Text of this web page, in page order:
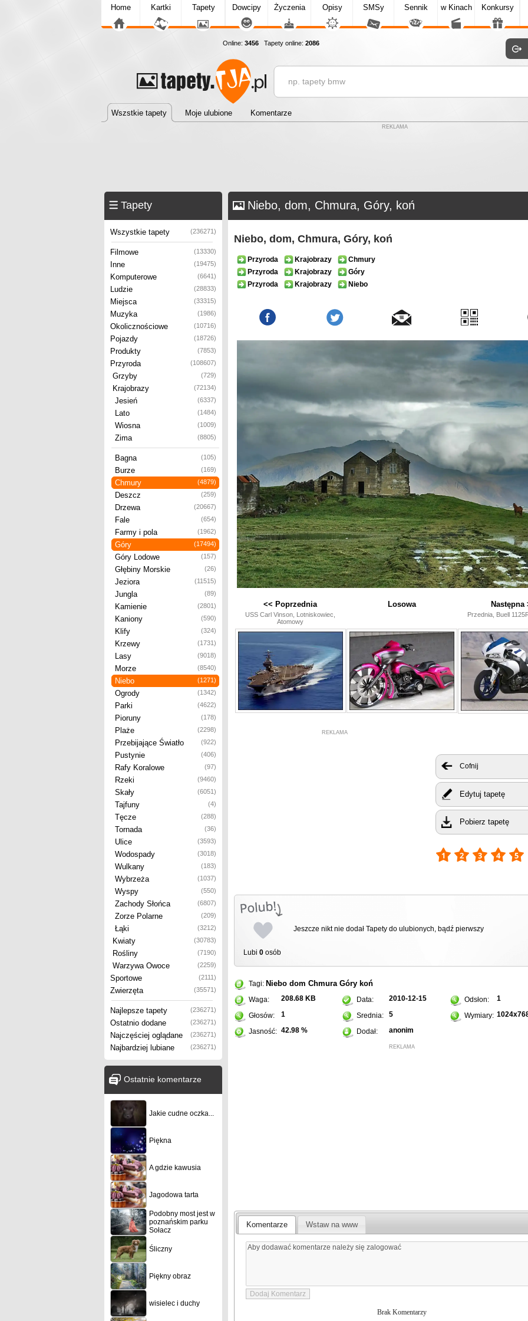
Home Kartki Tapety Dowcipy Życzenia Opisy SMSy Sennik w Kinach Konkursy
Online: 3456 Tapety online: 2086
Wszstkie tapety Moje ulubione Komentarze
REKLAMA
Tapety
Wszystkie tapety (236271)
Filmowe (13330)
Inne (19475)
Komputerowe (6641)
Ludzie (28833)
Miejsca (33315)
Muzyka (1986)
Okolicznościowe (10716)
Pojazdy (18726)
Produkty (7853)
Przyroda (108607)
Grzyby (729)
Krajobrazy (72134)
Jesień (6337)
Lato (1484)
Wiosna (1009)
Zima (8805)
Bagna (105)
Burze (169)
Chmury (4879)
Deszcz (259)
Drzewa (20667)
Fale (654)
Farmy i pola (1962)
Góry (17494)
Góry Lodowe (157)
Głębiny Morskie (26)
Jeziora (11515)
Jungla (89)
Kamienie (2801)
Kaniony (590)
Klify (324)
Krzewy (1731)
Lasy (9018)
Morze (8540)
Niebo (1271)
Ogrody (1342)
Parki (4622)
Pioruny (178)
Plaże (2298)
Przebijające Światło (922)
Pustynie (406)
Rafy Koralowe (97)
Rzeki (9460)
Skały (6051)
Tajfuny (4)
Tęcze (288)
Tornada (36)
Ulice (3593)
Wodospady (3018)
Wulkany (183)
Wybrzeża (1037)
Wyspy (550)
Zachody Słońca (6807)
Zorze Polarne (209)
Łąki (3212)
Kwiaty (30783)
Rośliny (7190)
Warzywa Owoce (2259)
Sportowe (2111)
Zwierzęta (35571)
Najlepsze tapety (236271)
Ostatnio dodane (236271)
Najczęściej oglądane (236271)
Najbardziej lubiane (236271)
Ostatnie komentarze
Jakie cudne oczka...
Piękna
A gdzie kawusia
Jagodowa tarta
Podobny most jest w
poznańskim parku
Sołacz
Śliczny
Piękny obraz
wisielec i duchy
Niebo, dom, Chmura, Góry, koń
Niebo, dom, Chmura, Góry, koń
Przyroda Krajobrazy
Chmury
Przyroda
Krajobrazy
Góry
Przyroda
Krajobrazy Niebo
<< Poprzednia
USS Carl Vinson, Lotniskowiec,
Atomowy
Losowa Następna
Przednia, Buell
REKLAMA
Cofnij
Edytuj tapetę
Pobierz tapetę
Lubi 0 osób
Jeszcze nikt nie dodał Tapety do ulubionych, bądź pierwszy
Tagi: Niebo dom Chmura Góry koń
Waga: 208.68 KB Data: 2010-12-15 Odsłon: 1
Głosów: 1 Srednia: 5 Wymiary:
Jasność: 42.98 % Dodał: anonim
REKLAMA
Komentarze Wstaw na www
Brak Komentarzy